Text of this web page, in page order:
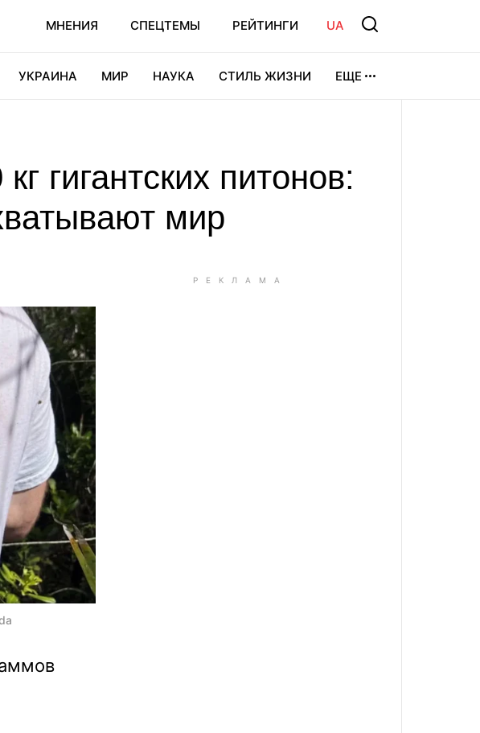
МНЕНИЯ СПЕЦТЕМЫ РЕЙТИНГИ UA
УКРАИНА МИР НАУКА СТИЛЬ ЖИЗНИ ЕЩЕ
гигантских питонов:
мир